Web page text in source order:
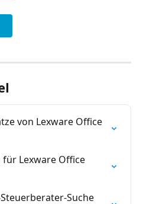
von Lexware Office
Lexware Office
Suche